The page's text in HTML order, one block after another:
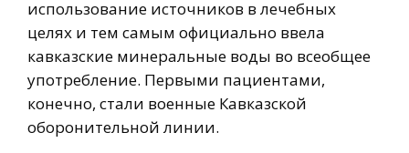
использование источников в лечебных
целях и тем самым официально ввела
кавказские минеральные воды во всеобщее
употребление. Первыми пациентами,
конечно, стали военные Кавказской
оборонительной линии.